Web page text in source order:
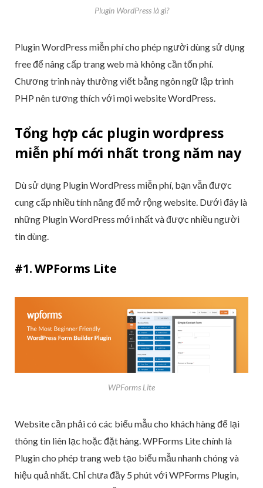
Plugin WordPress là gì?
Plugin WordPress miễn phí cho phép người dùng sử dụng
free để nâng cấp trang web mà không cần tốn phí.
Chương trình này thường viết bằng ngôn ngữ lập trình
PHP nên tương thích với mọi website WordPress.
Tổng hợp các plugin wordpress
miễn phí mới nhất trong năm nay
Dù sử dụng Plugin WordPress miễn phí, bạn vẫn được
cung cấp nhiều tính năng để mở rộng website. Dưới đây là
những Plugin WordPress mới nhất và được nhiều người
tin dùng.
#1. WPForms Lite
WPForms Lite
Website cần phải có các biểu mẫu cho khách hàng để lại
thông tin liên lạc hoặc đặt hàng. WPForms Lite chính là
Plugin cho phép trang web tạo biểu mẫu nhanh chóng và
hiệu quả nhất. Chỉ chưa đầy 5 phút với WPForms Plugin,